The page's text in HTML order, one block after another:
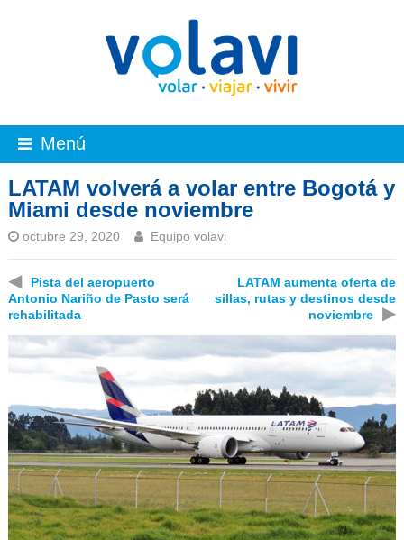
Menú
LATAM volverá a volar entre Bogotá y
Miami desde noviembre
octubre 29, 2020 Equipo volavi
◀
Pista del aeropuerto
Antonio Nariño de Pasto será
rehabilitada
LATAM aumenta oferta de
sillas, rutas y destinos desde
noviembre
▶